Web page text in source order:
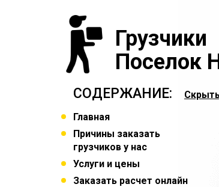
Грузчики
Поселок
СОДЕРЖАНИЕ:
Главная
Причины заказать
грузчиков у нас
Услуги и цены
Заказать расчет онлайн